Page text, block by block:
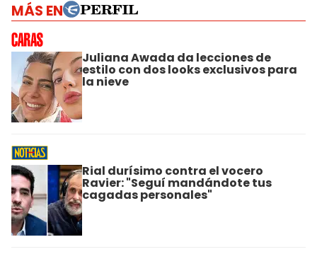
MÁS EN
Juliana Awada da lecciones de
estilo con dos looks exclusivos para
la nieve
Rial durísimo contra el vocero
Ravier: "Seguí mandándote tus
cagadas personales"